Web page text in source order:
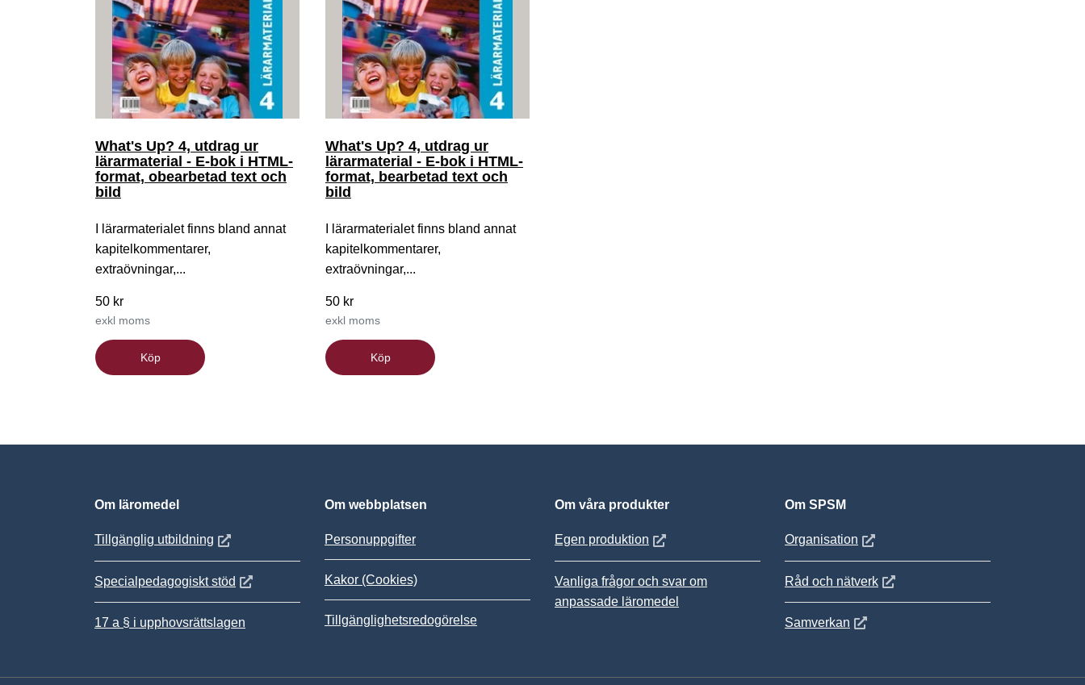
What's Up? 4, utdrag ur
lärarmaterial - E-bok i HTML-
format, obearbetad text och
bild
I lärarmaterialet finns bland annat
kapitelkommentarer,
extraövningar,...
50 kr
exkl moms
Köp
What's Up? 4, utdrag ur
lärarmaterial - E-bok i HTML-
format, bearbetad text och
bild
I lärarmaterialet finns bland annat
kapitelkommentarer,
extraövningar,...
50 kr
exkl moms
Köp
Om läromedel
Tillgänglig utbildning Öppnas i nytt fönster
Specialpedagogiskt stöd Öppnas i nytt fönster
17 a § i upphovsrättslagen
Om webbplatsen
Personuppgifter
Kakor (Cookies)
Tillgänglighetsredogörelse
Om våra produkter
Egen produktion Öppnas i nytt fönster
Vanliga frågor och svar om
anpassade läromedel
Om SPSM
Organisation Öppnas i nytt fönster
Råd och nätverkÖppnas i nytt fönster
Samverkan Öppnas i nytt fönster